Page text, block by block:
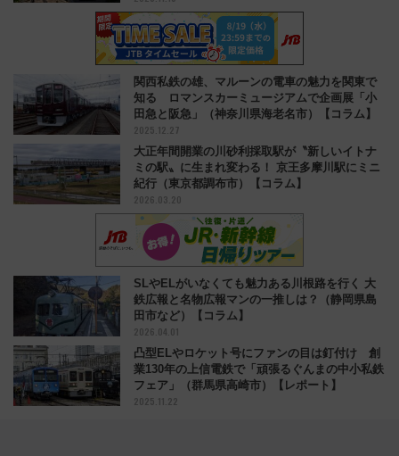
関西私鉄の雄、マルーンの電車の魅力を関東で
知る ロマンスカーミュージアムで企画展「小
田急と阪急」（神奈川県海老名市）【コラム】
2025.12.27
大正年間開業の川砂利採取駅が〝新しいイトナ
ミの駅〟に生まれ変わる！ 京王多摩川駅にミニ
紀行（東京都調布市）【コラム】
2026.03.20
SLやELがいなくても魅力ある川根路を行く 大
鉄広報と名物広報マンの一推しは？（静岡県島
田市など）【コラム】
2026.04.01
凸型ELやロケット号にファンの目は釘付け 創
業130年の上信電鉄で「頑張るぐんまの中小私鉄
フェア」（群馬県高崎市）【レポート】
2025.11.22